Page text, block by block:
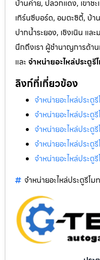
บ้านค่าย, ปลวกแดง, เขา
เทิร์นซีบอร์ด, อมตะซิตี้, บ้า
ปากน้ำระยอง, เชิงเนิน แล
นึกถึงเรา ผู้ชำนาญการด้า
และ จำหน่ายอะไหล่ประตูรี
ลิงก์ที่เกี่ยวข้อง
จำหน่ายอะไหล่ประตู
จำหน่ายอะไหล่ประตู
จำหน่ายอะไหล่ประตู
จำหน่ายอะไหล่ประตู
จำหน่ายอะไหล่ประตู
จำหน่ายอะไหล่ประตูรีโ